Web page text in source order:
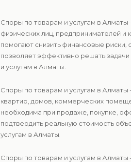
Споры по товарам и услугам в
физических лиц, предпринимателей и
помогают снизить финансовые
позволяет эффективно решать
и услугам в Алматы.
Споры по товарам и услугам в Алматы
квартир, домов, коммерческих
необходима при продаже, покупке,
подтвердить реальную стоимость
услугам в Алматы.
Споры по товарам и услугам в